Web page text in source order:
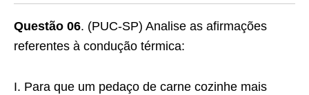
Questão 06. (PUC-SP) Analise as afirmações
referentes à condução térmica:
I. Para que um pedaço de carne cozinhe mais